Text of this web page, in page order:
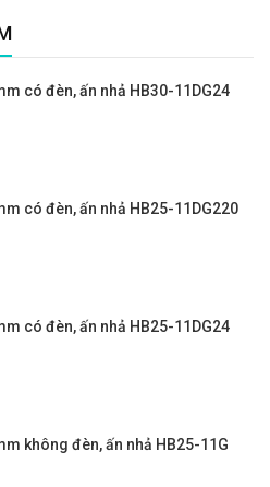
có đèn, ấn nhả HB30-11DG24
có đèn, ấn nhả HB25-11DG220
có đèn, ấn nhả HB25-11DG24
không đèn, ấn nhả HB25-11G